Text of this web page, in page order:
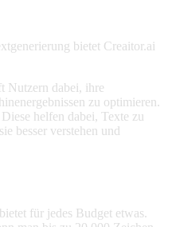
bietet Creaitor.ai
Nutzern dabei, ihre
zu optimieren.
Diese helfen dabei, Texte zu
besser verstehen und
für jedes Budget etwas.